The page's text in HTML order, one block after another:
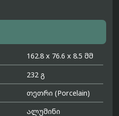
162.8 x 76.6 x 8.5 მმ
232 გ
თეთრი (Porcelain)
ალუმინი